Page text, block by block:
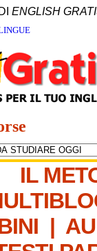
ENGLISH
IL
|